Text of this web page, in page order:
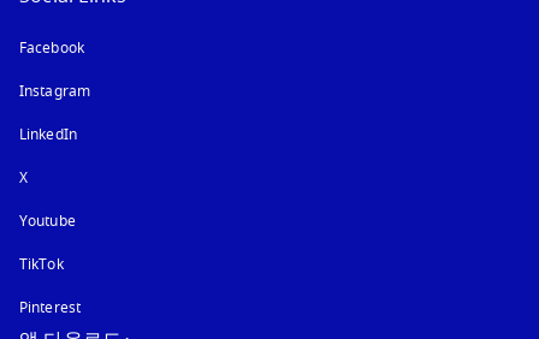
Facebook
Instagram새 탭에서 열림
LinkedIn
X
Youtube새 탭에서 열림
TikTok
Pinterest